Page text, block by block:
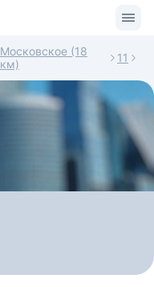
Московское (18
км)
11